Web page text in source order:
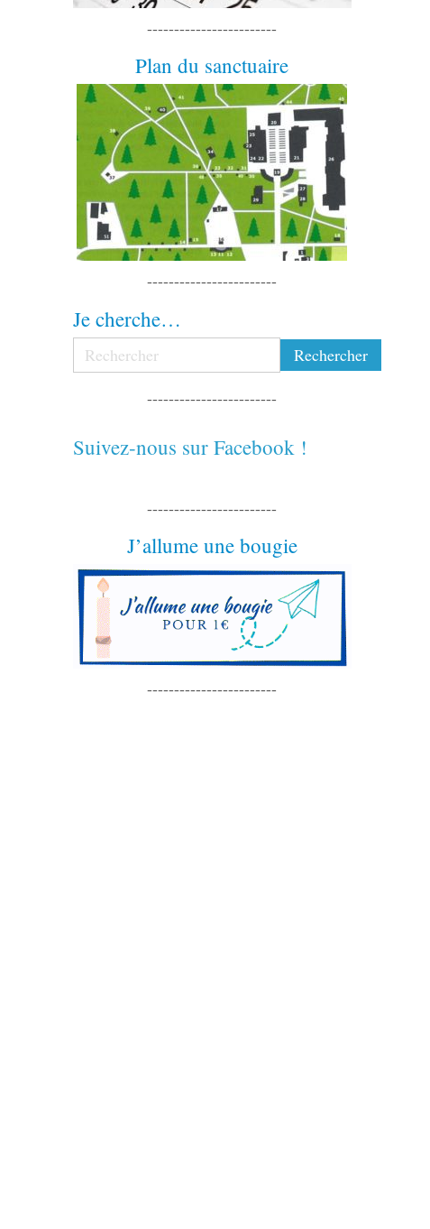
------------------------
Plan du sanctuaire
------------------------
Je cherche…
------------------------
Suivez-nous sur Facebook !
------------------------
J’allume une bougie
------------------------